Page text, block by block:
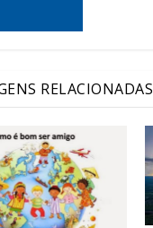
RELACIONADAS